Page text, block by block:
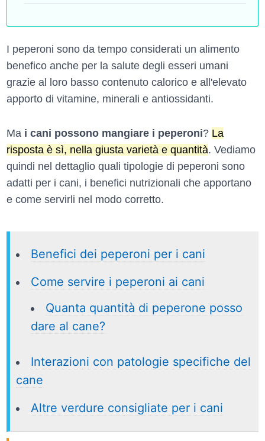
I peperoni sono da tempo considerati un alimento
benefico anche per la salute degli esseri umani
grazie al loro basso contenuto calorico e all'elevato
apporto di vitamine, minerali e antiossidanti.
Ma i cani possono mangiare i peperoni? La
risposta è sì, nella giusta varietà e quantità. Vediamo
quindi nel dettaglio quali tipologie di peperoni sono
adatti per i cani, i benefici nutrizionali che apportano
e come servirli nel modo corretto.
Benefici dei peperoni per i cani
Come servire i peperoni ai cani
Quanta quantità di peperone posso
dare al cane?
Interazioni con patologie specifiche del
cane
Altre verdure consigliate per i cani